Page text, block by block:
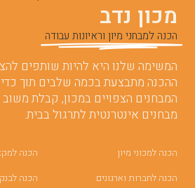
מכון נדב
הכנה למבחני מיון וראיונות עבודה
המשימה שלנו היא להיות שותפים
ההכנה מתבצעת בכמה שלבים תוך
המבחנים הצפויים במכון, קבלת משוב
מבחנים אינטרנטית לתרגול בבית.
הכנה למכוני מיון
הכנה לחברות וארגונים
הכנה
הכנה